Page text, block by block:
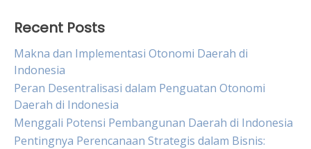
Recent Posts
Makna dan Implementasi Otonomi Daerah di
Indonesia
Peran Desentralisasi dalam Penguatan Otonomi
Daerah di Indonesia
Menggali Potensi Pembangunan Daerah di Indonesia
Pentingnya Perencanaan Strategis dalam Bisnis: